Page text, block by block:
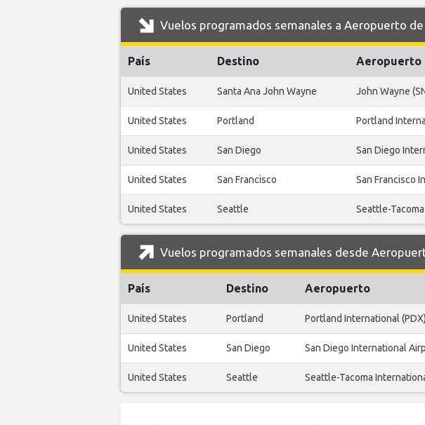
Vuelos programados semanales a Aeropuerto
País Destino Aeropuerto
United States Santa Ana John Wayne John Wayne
United States Portland Portland
United States San Diego San Diego
United States San Francisco San Francisco
United States Seattle Seattle-
Vuelos programados semanales desde
País Destino Aeropuerto
United States Portland Portland International (PDX)
United States San Diego San Diego International
United States Seattle Seattle-Tacoma